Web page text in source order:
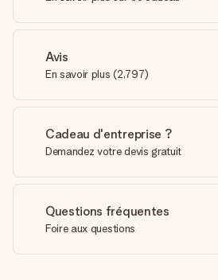
Avis
En savoir plus (2,797)
Cadeau d'entreprise ?
Demandez votre devis gratuit
Questions fréquentes
Foire aux questions